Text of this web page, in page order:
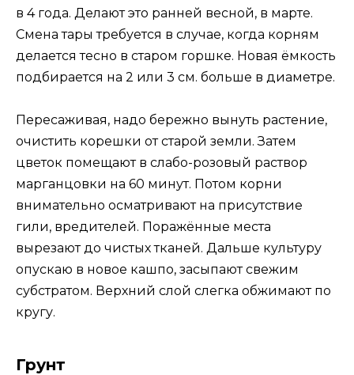
в 4 года. Делают это ранней весной, в марте.
Смена тары требуется в случае, когда корням
делается тесно в старом горшке. Новая ёмкость
подбирается на 2 или 3 см. больше в диаметре.
Пересаживая, надо бережно вынуть растение,
очистить корешки от старой земли. Затем
цветок помещают в слабо-розовый раствор
марганцовки на 60 минут. Потом корни
внимательно осматривают на присутствие
гили, вредителей. Поражённые места
вырезают до чистых тканей. Дальше культуру
опускаю в новое кашпо, засыпают свежим
субстратом. Верхний слой слегка обжимают по
кругу.
Грунт